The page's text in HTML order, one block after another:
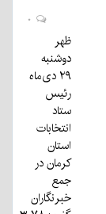
ظهر
دوشنبه
۲۹ دی‌ماه
رئیس
ستاد
انتخابات
استان
کرمان در
جمع
خبرنگاران